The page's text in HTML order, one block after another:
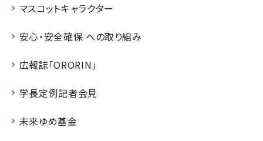
マスコットキャラクター
安心・安全確保 への取り組み
広報誌「ORORIN」
学長定例記者会見
未来ゆめ基金